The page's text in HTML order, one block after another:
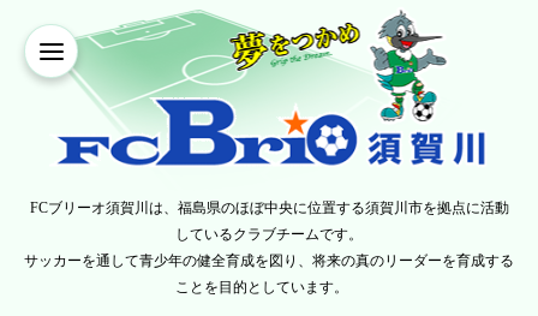
FCブリーオ須賀川は、福島県のほぼ中央に位置する須賀川市を拠点に活動
しているクラブチームです。
サッカーを通して青少年の健全育成を図り、将来の真のリーダーを育成する
ことを目的としています。